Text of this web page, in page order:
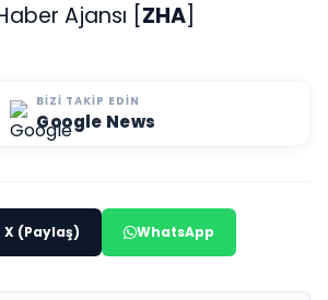
Ajansı [ ZHA
BIZI TAKIP EDIN
Google News
X (Paylaş) WhatsApp